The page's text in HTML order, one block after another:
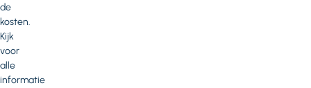
de
kosten.
Kijk
voor
alle
informatie